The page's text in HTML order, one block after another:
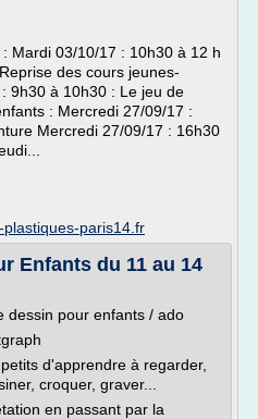
Mardi 03/10/17 : 10h30 à 12 h
des cours jeunes-
9h30 à 10h30 : Le jeu de
: Mercredi 27/09/17 :
Mercredi 27/09/17 : 16h30
paris14.fr
Enfants du 11 au 14
dessin pour enfants / ado
d'apprendre à regarder,
croquer, graver...
en passant par la